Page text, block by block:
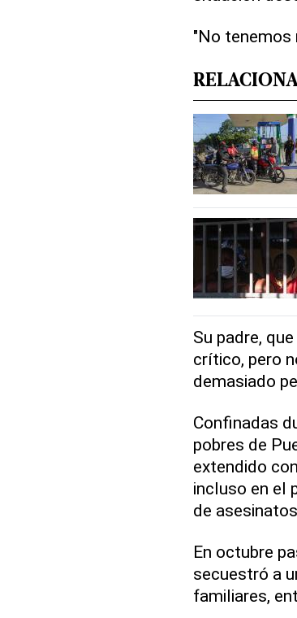
"No tenemos
Su padre,
crítico, pero
demasiado
Confinadas
pobres de
extendido
incluso en el
de
En octubre
secuestró a
familiares,